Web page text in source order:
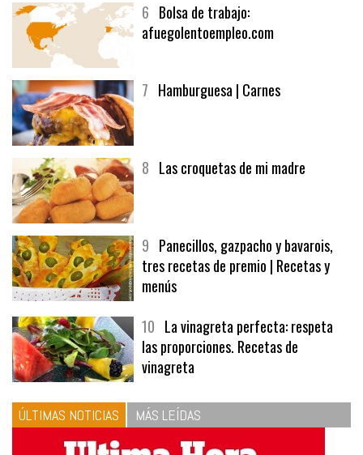
6 Bolsa de trabajo:
afuegolentoempleo.com
7 Hamburguesa | Carnes
8 Las croquetas de mi madre
9 Panecillos, gazpacho y bavarois,
tres recetas de premio | Recetas y
menús
10 La vinagreta perfecta: respeta
las proporciones. Recetas de
vinagreta
ÚLTIMAS NOTICIAS MÁS LEÍDAS